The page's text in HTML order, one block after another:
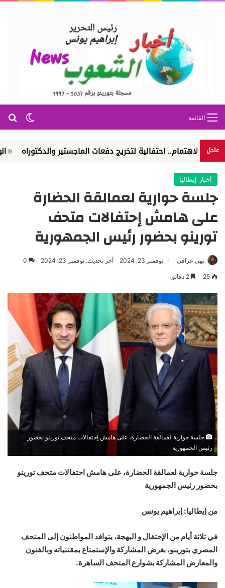
الوضع القائمة
عاجل
احتفالية لتخريج دفعات الماجستير والدكتوراه الوكالة
أخبار إيطاليا
جلسة حوارية لعمالقة الحضارة
على هامش إحتفالات متحف
تورينو بحضور رئيس الجمهورية
نهى عراقي نوفمبر 23, 2024 آخر تحديث: نوفمبر 23, 2024 0
25
جلسة حوارية لعمالقة الحضارة، على هامش إحتفالات متحف تورينو بحضور
رئيس الجمهورية
جلسة حوارية لعمالقة الحضارة، على هامش احتفالات متحف تورينو
بحضور رئيس الجمهورية
من إيطاليا: إبراهيم يونس
في ثلاثة أيام من الإحتفال و البهجة، يتوافد المواطنون إلى المتحف
المصري بتورينو، بغرض المشاركة والإستمتاع بمقتنياته وبالفنون
والمعارض المشاركة بشوارع المتحف الساهرة.